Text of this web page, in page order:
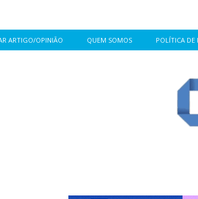
ARTIGO/OPINIÃO QUEM SOMOS POLÍTICA DE